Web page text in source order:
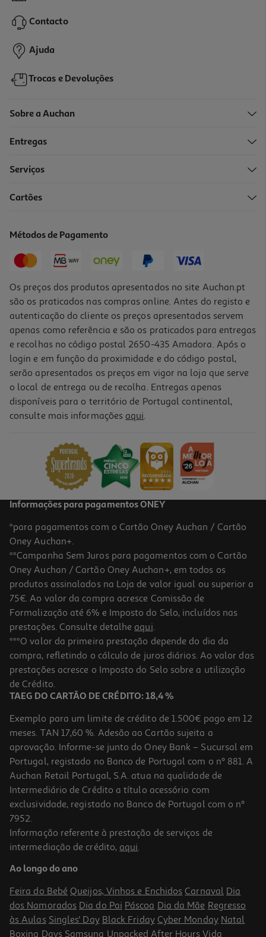
4.999,99 €
Tv Hisense Uled Mini Led 100u7se (4k Smart Tv 100" 253cm)
2.799,99 €
4.8 (695)
Tv Neo Qled Samsung Tq100qn80fuxxc (100" 4k 100hz Smart Tv
252cm)
2379.99 €/un
2.379,99 €
Tv Qled Qilive Q43qa232 (4k Smart 43'' 109cm)
229.99 €/un
229,99 €
Contacto
Ajuda
Trocas e Devoluções
Sobre a Auchan
Entregas
Serviços
Cartões
Métodos de Pagamento
Os preços dos produtos apresentados no site Auchan.pt
são os praticados nas compras online. Antes do registo e
autenticação do cliente os preços apresentados servem
apenas como referência e são os praticados para entregas
e recolhas no código postal 2650-435 Amadora. Após o
login e em função da proximidade e do código postal,
serão apresentados os preços em vigor na loja que serve
o local de entrega ou de recolha. Entregas apenas
disponíveis para o território de Portugal continental,
consulte mais informações aqui.
Informações para pagamentos ONEY
*para pagamentos com o Cartão Oney Auchan / Cartão
Oney Auchan+.
**Campanha Sem Juros para pagamentos com o Cartão
Oney Auchan / Cartão Oney Auchan+, em todos os
produtos assinalados na Loja de valor igual ou superior a
75€. Ao valor da compra acresce Comissão de
Formalização até 6% e Imposto do Selo, incluídos nas
prestações. Consulte detalhe aqui.
***O valor da primeira prestação depende do dia da
compra, refletindo o cálculo de juros diários. Ao valor das
prestações acresce o Imposto do Selo sobre a utilização
de Crédito.
TAEG DO CARTÃO DE CRÉDITO: 18,4 %
Exemplo para um limite de crédito de 1.500€ pago em 12
meses. TAN 17,60 %. Adesão ao Cartão sujeita a
aprovação. Informe-se junto do Oney Bank – Sucursal em
Portugal, registado no Banco de Portugal com o nº 881. A
Auchan Retail Portugal, S.A. atua na qualidade de
Intermediário de Crédito a título acessório com
exclusividade, registado no Banco de Portugal com o nº
7952.
Informação referente à prestação de serviços de
intermediação de crédito, aqui.
Ao longo do ano
Feira do Bebé Queijos, Vinhos e Enchidos Carnaval Dia
dos Namorados Dia do Pai Páscoa Dia da Mãe Regresso
às Aulas Singles' Day Black Friday Cyber Monday Natal
Boxing Days Samsung Unpacked After Hours Vida